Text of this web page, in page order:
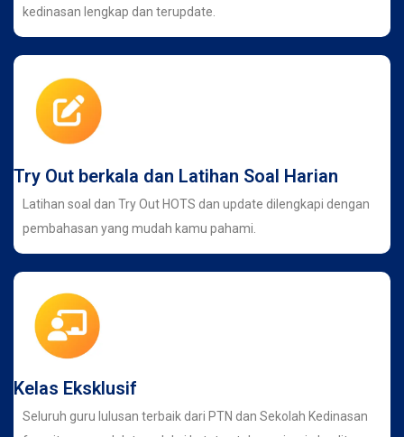
kedinasan lengkap dan terupdate.
Try Out berkala dan Latihan Soal Harian
Latihan soal dan Try Out HOTS dan update dilengkapi dengan
pembahasan yang mudah kamu pahami.
Kelas Eksklusif
Seluruh guru lulusan terbaik dari PTN dan Sekolah Kedinasan